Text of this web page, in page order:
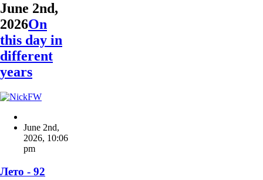
June 2nd,
2026On
this day in
different
years
June 2nd,
2026, 10:06
pm
Лето - 92